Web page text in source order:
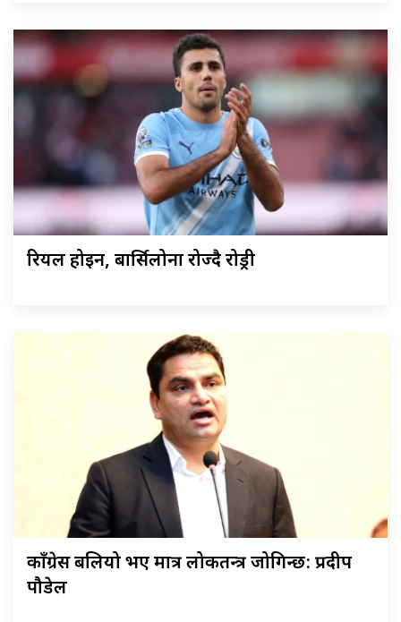
रियल होइन, बार्सिलोना रोज्दै रोड्री
काँग्रेस बलियो भए मात्र लोकतन्त्र जोगिन्छ: प्रदीप
पौडेल